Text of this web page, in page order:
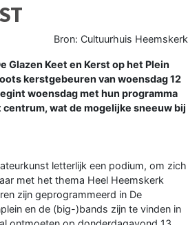
Bron: Cultuurhuis Heemskerk
Glazen Keet en Kerst op het Plein
kerstgebeuren van woensdag 12
woensdag met hun programma
wat de mogelijke sneeuw bij
letterlijk een podium, om zich
met het thema Heel Heemskerk
zijn geprogrammeerd in De
en de (big-)bands zijn te vinden in